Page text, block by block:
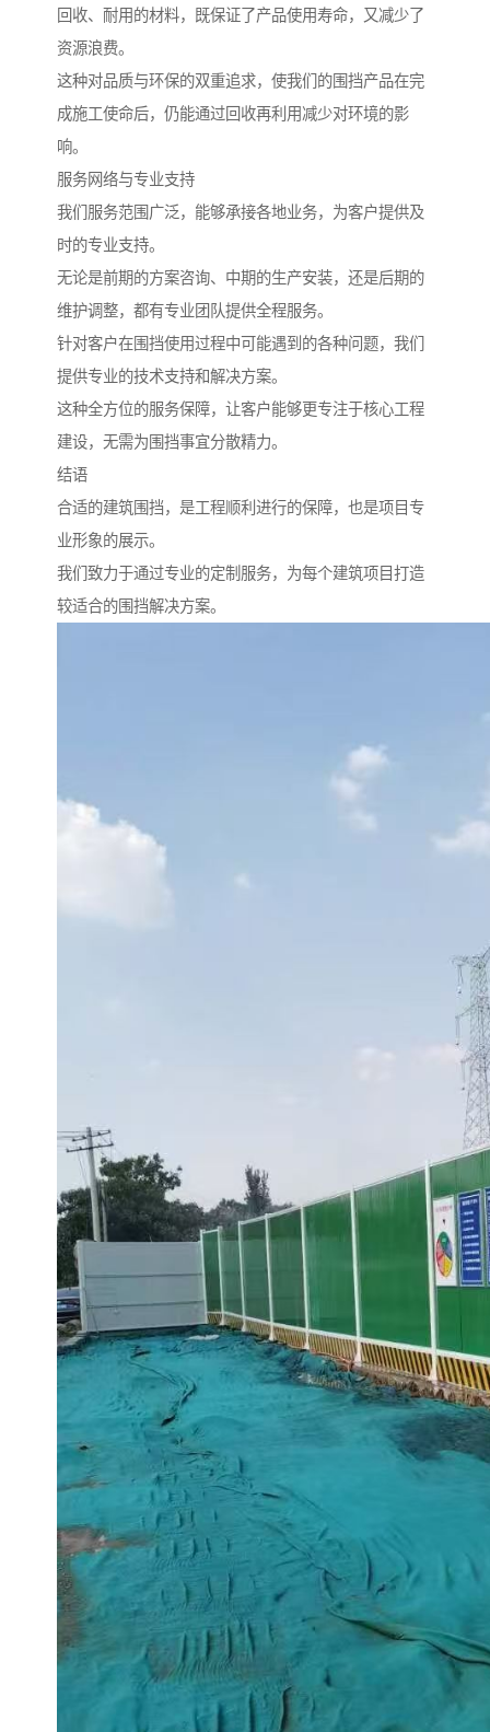
回收、耐用的材料，既保证了产品使用寿命，又减少了
资源浪费。
这种对品质与环保的双重追求，使我们的围挡产品在完
成施工使命后，仍能通过回收再利用减少对环境的影
响。
服务网络与专业支持
我们服务范围广泛，能够承接各地业务，为客户提供及
时的专业支持。
无论是前期的方案咨询、中期的生产安装，还是后期的
维护调整，都有专业团队提供全程服务。
针对客户在围挡使用过程中可能遇到的各种问题，我们
提供专业的技术支持和解决方案。
这种全方位的服务保障，让客户能够更专注于核心工程
建设，无需为围挡事宜分散精力。
结语
合适的建筑围挡，是工程顺利进行的保障，也是项目专
业形象的展示。
我们致力于通过专业的定制服务，为每个建筑项目打造
较适合的围挡解决方案。